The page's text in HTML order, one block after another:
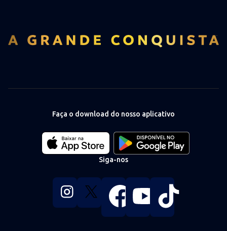
Faça o download do nosso aplicativo
Download
our
app
Apple
store
Download
our
app
the
Android
app
store
Siga-nos
Follow
us
on
Follow
us
on
Follow
us
on
Facebook
Follow
us
YouTube
Follow
us
on
TikTok